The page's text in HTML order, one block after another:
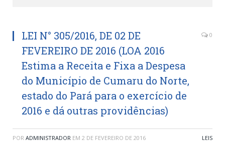
LEI N° 305/2016, DE 02 DE
FEVEREIRO DE 2016 (LOA 2016
Estima a Receita e Fixa a Despesa
do Município de Cumaru do Norte,
estado do Pará para o exercício de
2016 e dá outras providências)
0
POR ADMINISTRADOR EM 2 DE FEVEREIRO DE 2016 LEIS